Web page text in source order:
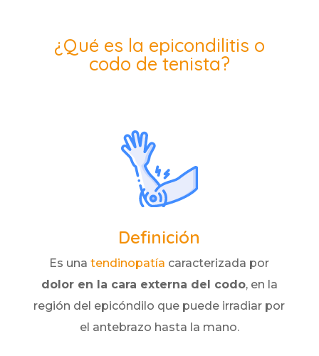
¿Qué es la epicondilitis o
codo de tenista?
Definición
Es unatendinopatía caracterizada por
dolor en la cara externa del codo, en la
región del epicóndilo que puede irradiar por
el antebrazo hasta la mano.